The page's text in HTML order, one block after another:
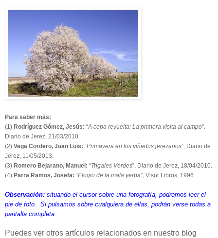
Para saber más:
(1) Rodríguez Gómez, Jesús: “A cepa revuelta: La primera visita al campo”.
Diario de Jerez, 21/03/2010.
(2) Vega Cordero, Juan Luis: “Primavera en los viñedos jerezanos”, Diario de
Jerez, 11/05/2013.
(3) Romero Bejarano, Manuel: “Trigales Verdes”, Diario de Jerez, 18/04/2010.
(4) Parra Ramos, Josefa: “Elogio de la mala yerba”, Visor Libros, 1996.
Observación: situando el cursor sobre una fotografía, podremos leer el
pie de foto. Si pulsamos sobre cualquiera de ellas, podrán verse todas a
pantalla completa.
Puedes ver otros artículos relacionados en nuestro blog